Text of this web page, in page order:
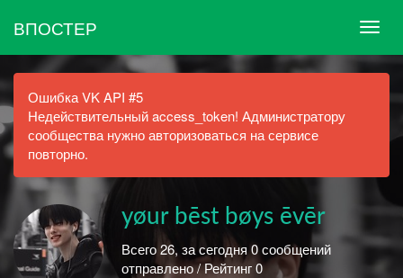
ВПОСТЕР
Ошибка VK API #5
Недействительный access_token! Администратору
сообщества нужно авторизоваться на сервисе
повторно.
yøur bēst bøys ēvēr
Всего 26, за сегодня 0 сообщений
отправлено / Рейтинг 0